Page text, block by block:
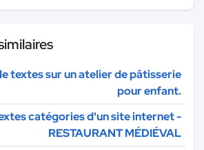
textes sur un atelier de pâtisserie
pour enfant.
catégories d'un site internet -
RESTAURANT MÉDIÉVAL